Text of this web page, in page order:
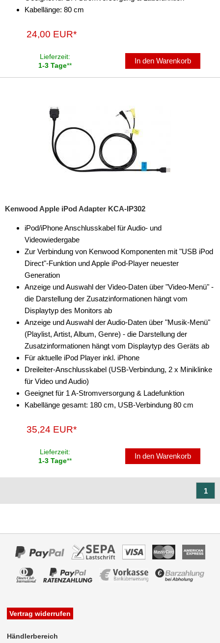
Marderschutz
Radioadapter
Radiorahmen
Stromversorgung
Vorverstärkeradapter
Wechsler-Zubehör
Kabellänge: 80 cm
24,00 EUR*
Lieferzeit:
1-3 Tage**
In den Warenkorb
Kenwood Apple iPod Adapter KCA-IP302
iPod/iPhone Anschlusskabel für Audio- und
Videowiedergabe
Zur Verbindung von Kenwood Komponenten mit "USB iPod
Direct"-Funktion und Apple iPod-Player neuester
Generation
Anzeige und Auswahl der Video-Daten über "Video-Menü" -
die Darstellung der Zusatzinformationen hängt vom
Displaytyp des Monitors ab
Anzeige und Auswahl der Audio-Daten über "Musik-Menü"
(Playlist, Artist, Album, Genre) - die Darstellung der
Zusatzinformationen hängt vom Displaytyp des Geräts ab
Für aktuelle iPod Player inkl. iPhone
Dreileiter-Anschlusskabel (USB-Verbindung, 2 x Miniklinke
für Video und Audio)
Geeignet für 1 A-Stromversorgung & Ladefunktion
Kabellänge gesamt: 180 cm, USB-Verbindung 80 cm
35,24 EUR*
Lieferzeit:
1-3 Tage**
In den Warenkorb
1
Vertrag widerrufen
Händlerbereich